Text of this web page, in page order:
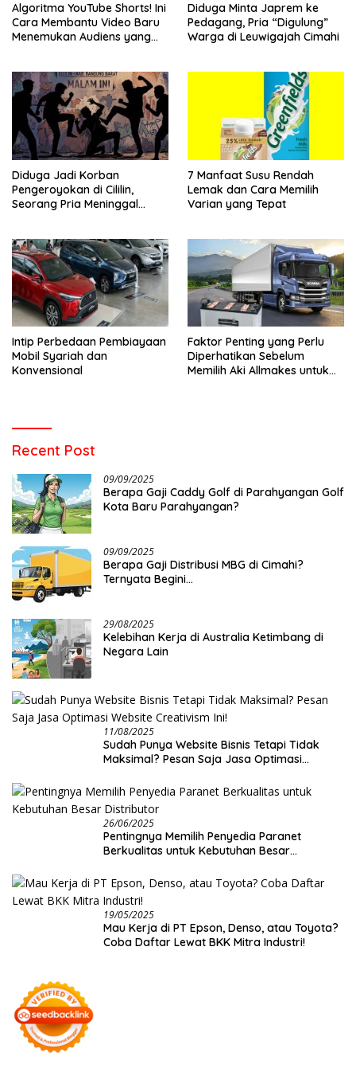
Algoritma YouTube Shorts! Ini
Cara Membantu Video Baru
Menemukan Audiens yang
Diduga Minta Japrem ke
Pedagang, Pria “Digulung”
Warga di Leuwigajah Cimahi
Diduga Jadi Korban
Pengeroyokan di Cililin,
Seorang Pria Meninggal
7 Manfaat Susu Rendah
Lemak dan Cara Memilih
Varian yang Tepat
Intip Perbedaan Pembiayaan
Mobil Syariah dan
Konvensional
Faktor Penting yang Perlu
Diperhatikan Sebelum
Memilih Aki Allmakes untuk
Recent Post
09/09/2025
Berapa Gaji Caddy Golf di Parahyangan Golf
Kota Baru Parahyangan?
09/09/2025
Berapa Gaji Distribusi MBG di Cimahi?
Ternyata Begini…
29/08/2025
Kelebihan Kerja di Australia Ketimbang di
Negara Lain
11/08/2025
Sudah Punya Website Bisnis Tetapi Tidak
Maksimal? Pesan Saja Jasa Optimasi
26/06/2025
Pentingnya Memilih Penyedia Paranet
Berkualitas untuk Kebutuhan Besar
19/05/2025
Mau Kerja di PT Epson, Denso, atau Toyota?
Coba Daftar Lewat BKK Mitra Industri!